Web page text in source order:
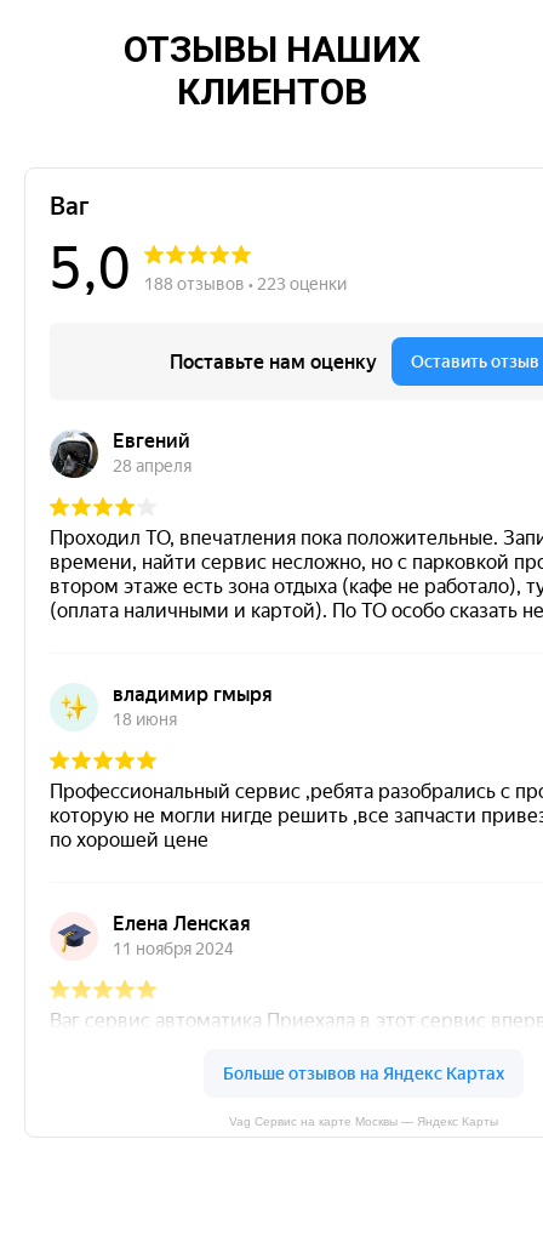
ОТЗЫВЫ НАШИХ
КЛИЕНТОВ
Vag Сервис на карте Москвы — Яндекс Карты